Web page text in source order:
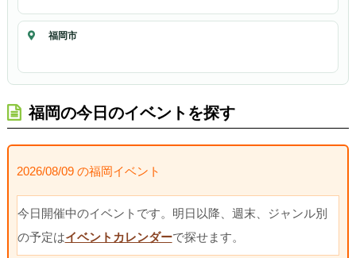
福岡市
福岡の今日のイベントを探す
2026/08/09 の福岡イベント
今日開催中のイベントです。明日以降、週末、ジャンル別
の予定はイベントカレンダーで探せます。